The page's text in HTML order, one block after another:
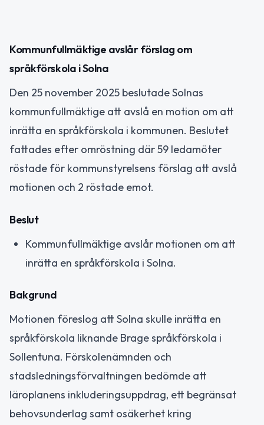
Kommunfullmäktige avslår förslag om
språkförskola i Solna
Den 25 november 2025 beslutade Solnas
kommunfullmäktige att avslå en motion om att
inrätta en språkförskola i kommunen. Beslutet
fattades efter omröstning där 59 ledamöter
röstade för kommunstyrelsens förslag att avslå
motionen och 2 röstade emot.
Beslut
Kommunfullmäktige avslår motionen om att
inrätta en språkförskola i Solna.
Bakgrund
Motionen föreslog att Solna skulle inrätta en
språkförskola liknande Brage språkförskola i
Sollentuna. Förskolenämnden och
stadsledningsförvaltningen bedömde att
läroplanens inkluderingsuppdrag, ett begränsat
behovsunderlag samt osäkerhet kring